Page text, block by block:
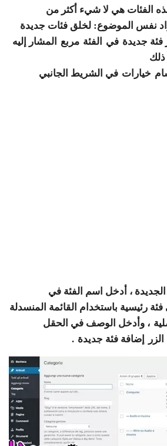
الفئات هي لا شيء أكثر من
نفس الموضوع: لخلق فئات جديدة
جديدة في الفئة مربع المشار إليه
ذلك
خيارات في الشريط الجانبي
، أدخل اسم الفئة في
رئيسية باستخدام القائمة المنسدلة
، وأدخل الوصف في الحقل
إضافة فئة جديدة .